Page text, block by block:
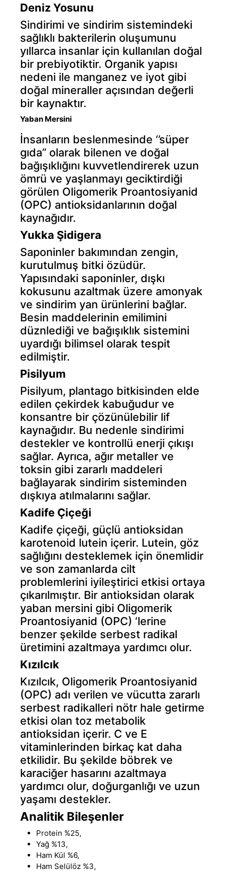
Deniz Yosunu
Sindirimi ve sindirim sistemindeki
sağlıklı bakterilerin oluşumunu
yıllarca insanlar için kullanılan doğal
bir prebiyotiktir. Organik yapısı
nedeni ile manganez ve iyot gibi
doğal mineraller açısından değerli
bir kaynaktır.
Yaban Mersini
İnsanların beslenmesinde ‘’süper
gıda’’ olarak bilenen ve doğal
bağışıklığını kuvvetlendirerek uzun
ömrü ve yaşlanmayı geciktirdiği
görülen Oligomerik Proantosiyanid
(OPC) antioksidanlarının doğal
kaynağıdır.
Yukka Şidigera
Saponinler bakımından zengin,
kurutulmuş bitki özüdür.
Yapısındaki saponinler, dışkı
kokusunu azaltmak üzere amonyak
ve sindirim yan ürünlerini bağlar.
Besin maddelerinin emilimini
düznlediği ve bağışıklık sistemini
uyardığı bilimsel olarak tespit
edilmiştir.
Pisilyum
Pisilyum, plantago bitkisinden elde
edilen çekirdek kabuğudur ve
konsantre bir çözünülebilir lif
kaynağıdır. Bu nedenle sindirimi
destekler ve kontrollü enerji çıkışı
sağlar. Ayrıca, ağır metaller ve
toksin gibi zararlı maddeleri
bağlayarak sindirim sisteminden
dışkıya atılmalarını sağlar.
Kadife Çiçeği
Kadife çiçeği, güçlü antioksidan
karotenoid lutein içerir. Lutein, göz
sağlığını desteklemek için önemlidir
ve son zamanlarda cilt
problemlerini iyileştirici etkisi ortaya
çıkarılmıştır. Bir antioksidan olarak
yaban mersini gibi Oligomerik
Proantosiyanid (OPC) ‘lerine
benzer şekilde serbest radikal
üretimini azaltmaya yardımcı olur.
Kızılcık
Kızılcık, Oligomerik Proantosiyanid
(OPC) adı verilen ve vücutta zararlı
serbest radikalleri nötr hale getirme
etkisi olan toz metabolik
antioksidan içerir. C ve E
vitaminlerinden birkaç kat daha
etkilidir. Bu şekilde böbrek ve
karaciğer hasarını azaltmaya
yardımcı olur, doğurganlığı ve uzun
yaşamı destekler.
Analitik Bileşenler
Protein %25,
Yağ %13,
Ham Kül %6,
Ham Selülöz %3,